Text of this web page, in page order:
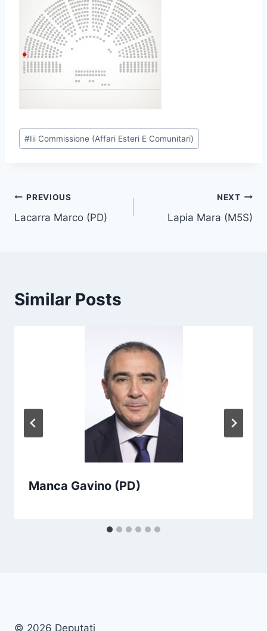
P
o
T
a
#Iii Commissione (Affari Esteri E Comunitari)
Post
navigation
PREVIOUS
Lacarra Marco (PD)
NEXT
Lapia Mara (M5S)
Similar Posts
Manca Gavino (PD)
© 2026 Deputati